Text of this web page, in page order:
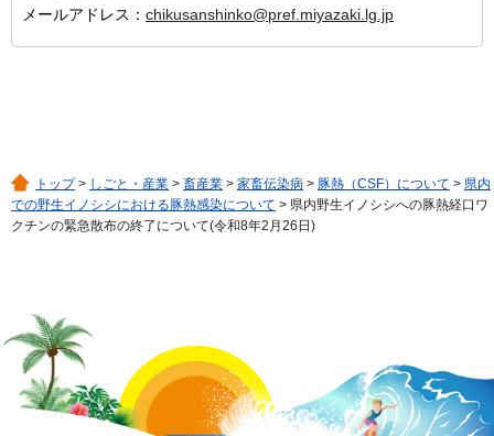
メールアドレス： chikusanshinko@pref.miyazaki.lg.jp
トップ> しごと・産業 > 畜産業 > 家畜伝染病 > 豚熱（CSF）について > 県内
での野生イノシシにおける豚熱感染について > 県内野生イノシシへの豚熱経口ワ
クチンの緊急散布の終了について(令和8年2月26日)